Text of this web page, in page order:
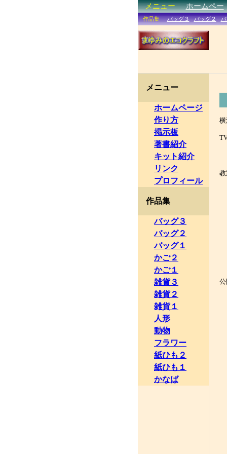
メニュー
ホームページ
作り方
掲示板
著書紹介
キット紹介
リンク
プロフィール
作品集
バッグ３
バッグ２
バッグ１
かご２
かご１
雑貨３
雑貨２
雑貨１
人形
動物
フラワー
紙ひも２
紙ひも１
かなば